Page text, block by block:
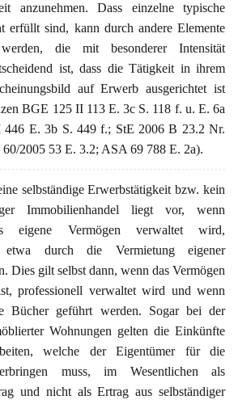
anzunehmen. Dass einzelne typische
erfüllt sind, kann durch andere Elemente
werden, die mit besonderer Intensität
ist, dass die Tätigkeit in ihrem
auf Erwerb ausgerichtet ist
BGE 125 II 113 E. 3c S. 118 f. u. E. 6a
446 E. 3b S. 449 f.; StE 2006 B 23.2 Nr.
2005 53 E. 3.2; ASA 69 788 E. 2a).
selbständige Erwerbstätigkeit bzw. kein
Immobilienhandel liegt vor, wenn
eigene Vermögen verwaltet wird,
etwa durch die Vermietung eigener
Dies gilt selbst dann, wenn das Vermögen
professionell verwaltet wird und wenn
Bücher geführt werden. Sogar bei der
Wohnungen gelten die Einkünfte
welche der Eigentümer für die
muss, im Wesentlichen als
und nicht als Ertrag aus selbständiger